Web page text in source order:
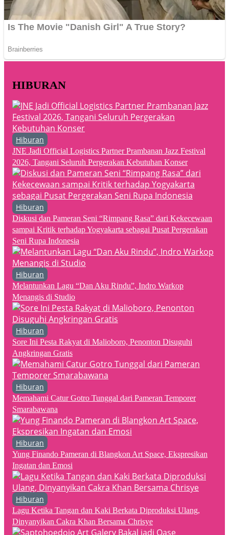
HIBURAN
Hiburan
JNE Jadi Official Logistics Partner Prambanan Jazz Festival
2026, Tangani Seluruh Pergerakan Kebutuhan Konser
Hiburan
Diskusi dan Pameran Seni “Rimpang Rasa” dari Kekecewaan
sampai Kritik terhadap Yogyakarta sebagai Pusat Pergerakan
Seni Rupa Indonesia
Hiburan
Melantunkan Lagu “Dan Aku Rindu”, Indro Warkop
Menangis di Studio
Hiburan
Sore Ini Pesta Rakyat di Malioboro, Penonton Disuguhi
Angkringan Gratis
Hiburan
Memahami Catur Gotro Tunggal dari Pameran Temporer
Smarabawana
Hiburan
Yung Finando Pameran di Blangkon Art Space, Ekspresikan
Ingatan dan Emosi
Hiburan
Lagu Ketika Tangan dan Kaki Berkata Diproduksi Ulang,
Dinyanyikan Cakra Khan Bersama Chrisye